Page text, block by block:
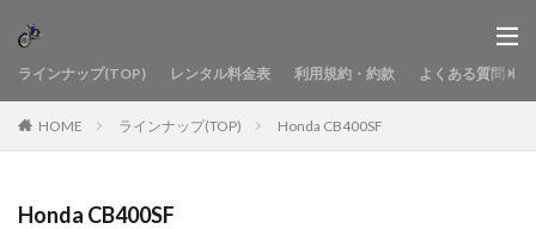
ラインナップ(TOP) レンタル料金表 利用規約・約款 よくある質問
HOME ラインナップ(TOP) Honda CB400SF
Honda CB400SF